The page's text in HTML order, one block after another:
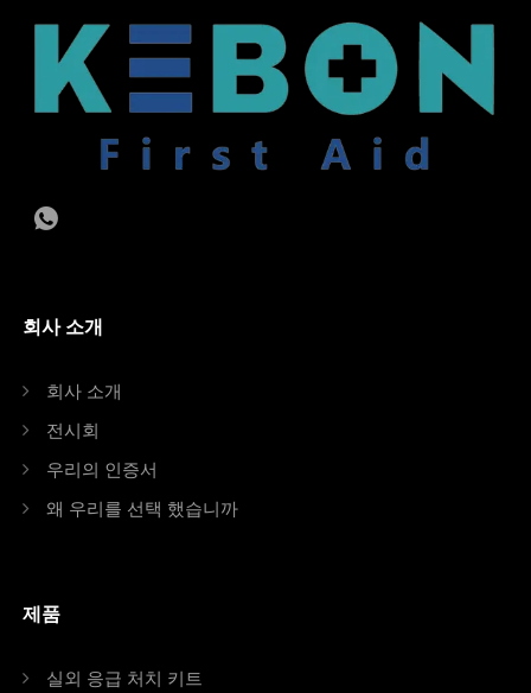
회사 소개
회사 소개
전시회
우리의 인증서
왜 우리를 선택 했습니까
제품
실외 응급 처치 키트